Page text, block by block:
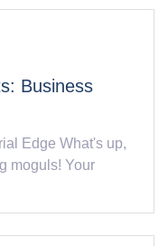
Business
Edge What's up,
moguls! Your